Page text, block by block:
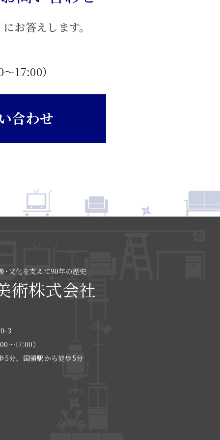
お答えします。
〜17:00）
合わせ
･文化を支えて90年の歴史
術株式会社
3
〜17:00）
分、国領駅から徒歩5分